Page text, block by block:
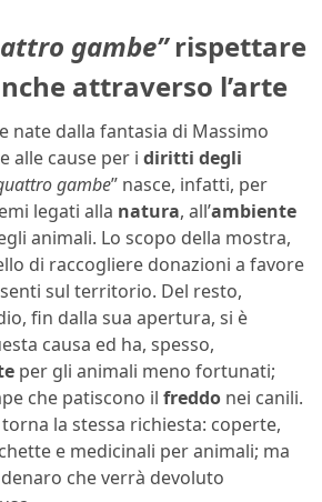
gambe”rispettare
attraverso l’arte
nate dalla fantasia di Massimo
alle cause per i diritti degli
gambe” nasce, infatti, per
legati alla natura, all’ambiente
animali. Lo scopo della mostra,
di raccogliere donazioni a favore
sul territorio. Del resto,
fin dalla sua apertura, si è
causa ed ha, spesso,
per gli animali meno fortunati;
che patiscono il freddo nei canili.
la stessa richiesta: coperte,
e medicinali per animali; ma
che verrà devoluto